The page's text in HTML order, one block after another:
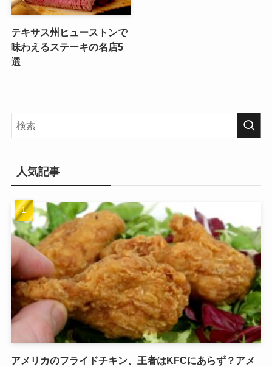
テキサス州ヒューストンで
味わえるステーキの名店5
選
人気記事
アメリカのフライドチキン、王者はKFCにあらず？アメ